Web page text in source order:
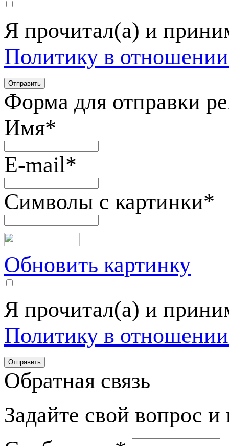
Я прочитал(а) и
Политику в
Форма для отправки
Имя*
E-mail*
Символы с картинки*
Обновить картинку
Я прочитал(а) и
Политику в
Обратная связь
Задайте свой вопрос